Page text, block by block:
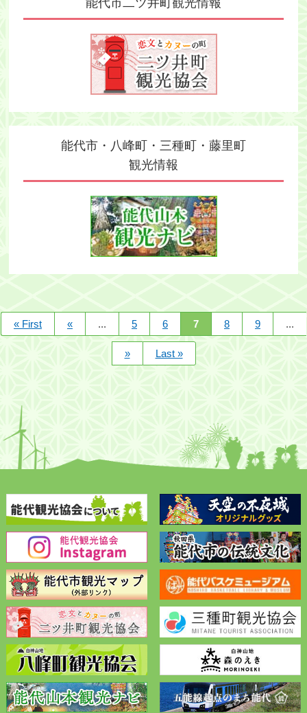
能代市・八峰町・三種町・藤里町
観光情報
« First « ... 5 6 7 8 9 ...
» Last »